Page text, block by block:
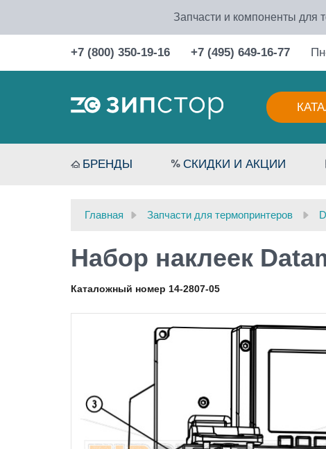
Запчасти и компоненты для
+7 (800) 350-19-16 +7 (495) 649-16-77
БРЕНДЫ СКИДКИ И АКЦИИ
Главная Запчасти для термопринтеров
Набор наклеек
Каталожный номер 14-2807-05